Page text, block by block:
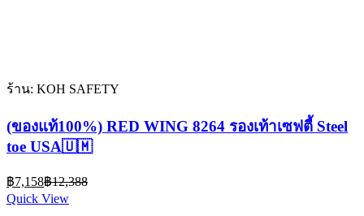
ร้าน: KOH​ SAFETY​
(ของแท้100%)​ RED​ WING​ 8264​ รองเท้าเซฟตี้​ Steel​
toe​ USA🇺🇲
฿7,158Current
price
is:
฿12,388
Quick View